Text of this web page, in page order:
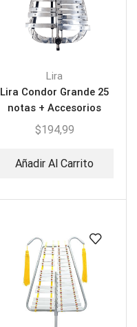
Lira
Lira Condor Grande 25
notas + Accesorios
$194,99
Añadir Al Carrito